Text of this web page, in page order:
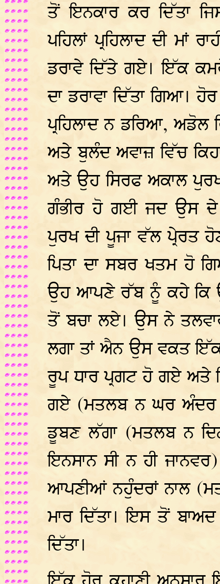
ਤੋਂ ਇਨਕਾਰ ਕਰ ਦਿੱਤਾ
ਪਹਿਲਾਂ ਪ੍ਰਹਿਲਾਦ ਦੀ
ਡਰਾਵੇ ਦਿੱਤੇ ਗਏ। ਇੱਕ
ਦਾ ਡਰਾਵਾ ਦਿੱਤਾ ਗਿਆ।
ਪ੍ਰਹਿਲਾਦ ਨ ਡਰਿਆ, ਅਡੋਲ
ਅਤੇ ਬੁਲੰਦ ਅਵਾਜ਼ ਵਿੱਚ
ਅਤੇ ਉਹ ਸਿਰਫ ਅਕਾਲ
ਗੰਭੀਰ ਹੋ ਗਈ ਜਦ ਉਸ ਦੇ
ਪੁਰਖ ਦੀ ਪੂਜਾ ਵੱਲ ਪ੍ਰੇਰਤ
ਪਿਤਾ ਦਾ ਸਬਰ ਖਤਮ ਹੋ
ਉਹ ਆਪਣੇ ਰੱਬ ਨੂੰ ਕਹੇ ਕਿ
ਤੋਂ ਬਚਾ ਲਏ। ਉਸ ਨੇ
ਲਗਾ ਤਾਂ ਐਨ ਉਸ ਵਕਤ
ਰੂਪ ਧਾਰ ਪ੍ਰਗਟ ਹੋ ਗਏ ਅਤੇ
ਗਏ (ਮਤਲਬ ਨ ਘਰ ਅੰਦਰ
ਡੂਬਣ ਲੱਗਾ (ਮਤਲਬ ਨ
ਇਨਸਾਨ ਸੀ ਨ ਹੀ
ਆਪਣੀਆਂ ਨਹੁੰਦਰਾਂ ਨਾਲ
ਮਾਰ ਦਿੱਤਾ। ਇਸ ਤੋਂ ਬਾਅਦ
ਦਿੱਤਾ।